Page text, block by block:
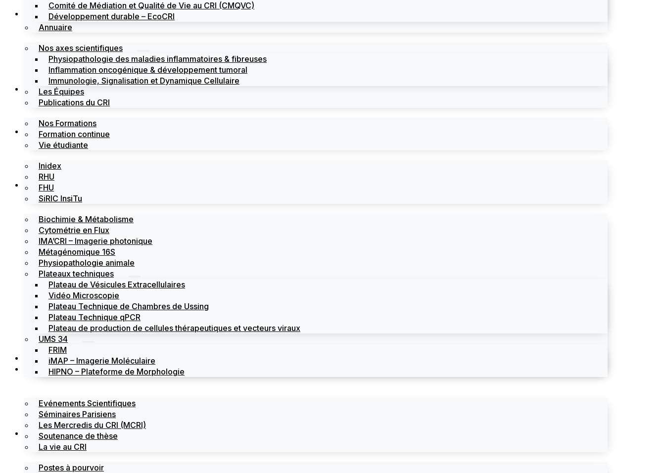
Comité de Médiation et Qualité de Vie au CRI (CMQVC)
Développement durable – EcoCRI
Annuaire
Recherche
Nos axes scientifiques
Physiopathologie des maladies inflammatoires & fibreuses
Inflammation oncogénique & développement tumoral
Immunologie, Signalisation et Dynamique Cellulaire
Les Équipes
Publications du CRI
Formations
Nos Formations
Formation continue
Vie étudiante
Labels
Inidex
RHU
FHU
SiRIC InsiTu
Les plateformes
Biochimie & Métabolisme
Cytométrie en Flux
IMA’CRI – Imagerie photonique
Métagénomique 16S
Physiopathologie animale
Plateaux techniques
Plateau de Vésicules Extracellulaires
Vidéo Microscopie
Plateau Technique de Chambres de Ussing
Plateau Technique qPCR
Plateau de production de cellules thérapeutiques et vecteurs viraux
UMS 34
FRIM
iMAP – Imagerie Moléculaire
HIPNO – Plateforme de Morphologie
Actualités
Évènements
Evénements Scientifiques
Séminaires Parisiens
Les Mercredis du CRI (MCRI)
Soutenance de thèse
La vie au CRI
Emploi / stages
Postes à pourvoir